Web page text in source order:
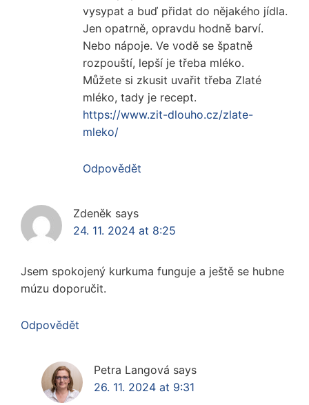
vysypat a buď přidat do nějakého jídla.
Jen opatrně, opravdu hodně barví.
Nebo nápoje. Ve vodě se špatně
rozpouští, lepší je třeba mléko.
Můžete si zkusit uvařit třeba Zlaté
mléko, tady je recept.
https://www.zit-dlouho.cz/zlate-
mleko/
Odpovědět
Zdeněk says
24. 11. 2024 at 8:25
Jsem spokojený kurkuma funguje a ještě se hubne
múzu doporučit.
Odpovědět
Petra Langová says
26. 11. 2024 at 9:31